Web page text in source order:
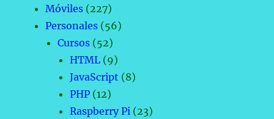
Móviles (227)
Personales (56)
Cursos (52)
HTML (9)
JavaScript (8)
PHP (12)
Raspberry Pi (23)